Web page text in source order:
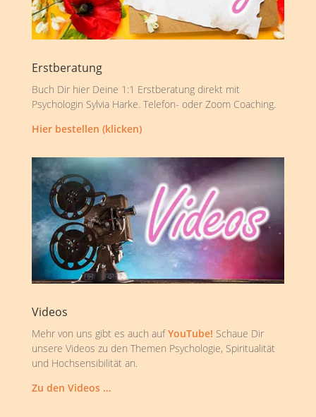
Erstberatung
Buch Dir hier Deine 1:1 Erstberatung direkt mit
Psychologin Sylvia Harke. Telefon- oder Zoom Coaching.
Hier bestellen (klicken)
Videos
Mehr von uns gibt es auch aufYouTube! Schaue Dir
unsere Videos zu den Themen Psychologie, Spiritualität
und Hochsensibilität an.
Zu den Videos …